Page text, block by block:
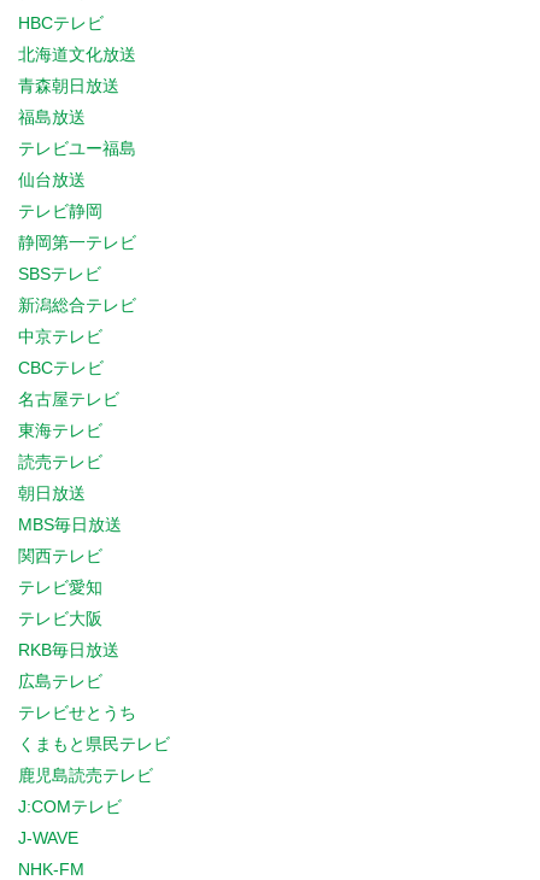
HBCテレビ
北海道文化放送
青森朝日放送
福島放送
テレビユー福島
仙台放送
テレビ静岡
静岡第一テレビ
SBSテレビ
新潟総合テレビ
中京テレビ
CBCテレビ
名古屋テレビ
東海テレビ
読売テレビ
朝日放送
MBS毎日放送
関西テレビ
テレビ愛知
テレビ大阪
RKB毎日放送
広島テレビ
テレビせとうち
くまもと県民テレビ
鹿児島読売テレビ
J:COMテレビ
J-WAVE
NHK-FM